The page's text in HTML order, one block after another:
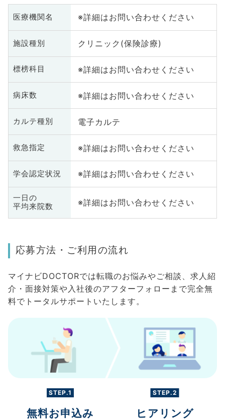
医療機関名 ※詳細はお問い合わせください
施設種別 クリニック(保険診療)
標榜科目 ※詳細はお問い合わせください
病床数 ※詳細はお問い合わせください
カルテ種別 電子カルテ
救急指定 ※詳細はお問い合わせください
学会認定状況 ※詳細はお問い合わせください
一日の
平均来院数
※詳細はお問い合わせください
応募方法・ご利用の流れ
マイナビDOCTORでは転職のお悩みやご相談、求人紹
介・面接対策や入社後のアフターフォローまで完全無
料でトータルサポートいたします。
STEP.1
無料お申込み
STEP.2
ヒアリング